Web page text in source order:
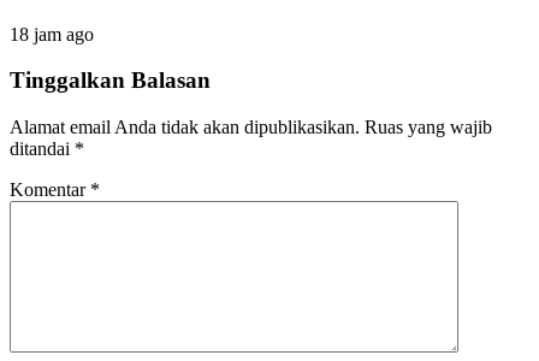
18 jam ago
Tinggalkan Balasan
Alamat email Anda tidak akan dipublikasikan. Ruas yang wajib
ditandai *
Komentar *